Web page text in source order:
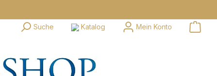
Suche Katalog Mein Konto